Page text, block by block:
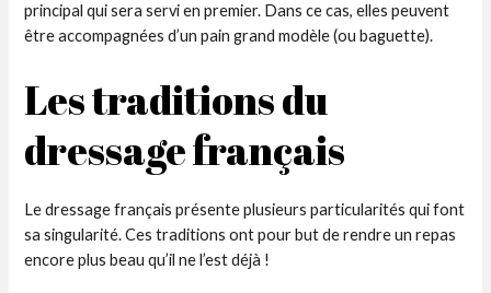
principal qui sera servi en premier. Dans ce cas, elles peuvent
être accompagnées d’un pain grand modèle (ou baguette).
Les traditions du
dressage français
Le dressage français présente plusieurs particularités qui font
sa singularité. Ces traditions ont pour but de rendre un repas
encore plus beau qu’il ne l’est déjà !